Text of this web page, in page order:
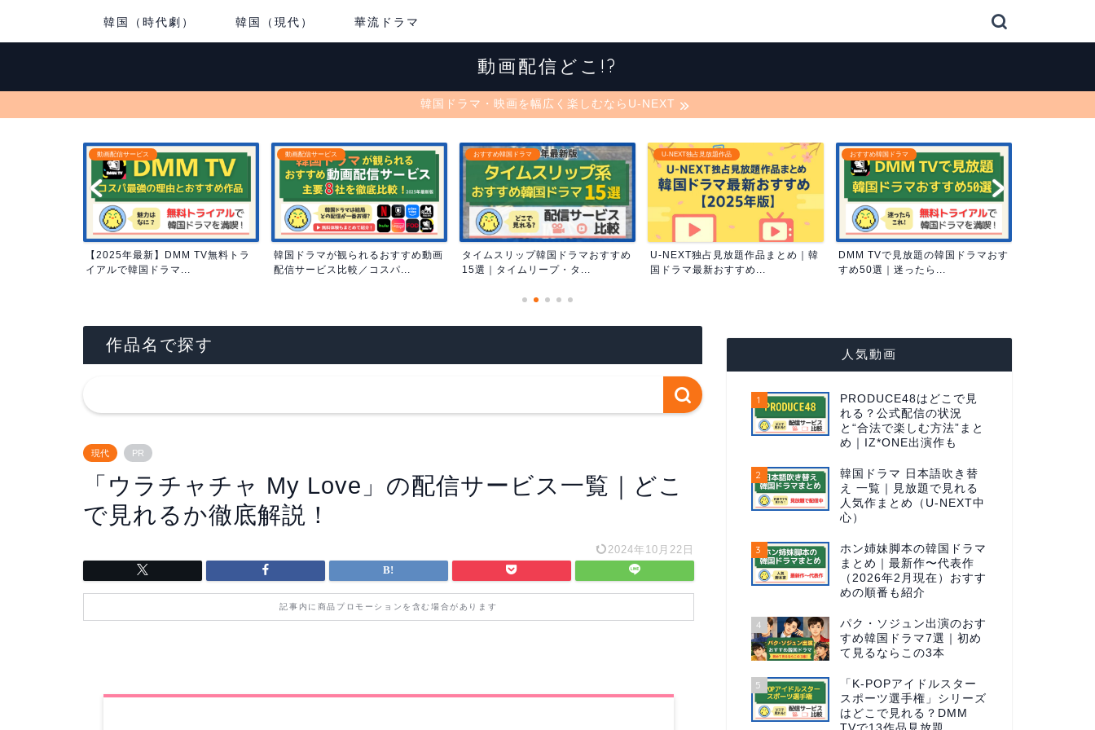
韓国（時代劇） 韓国（現代） 華流ドラマ
動画配信どこ!?
韓国ドラマ・映画を幅広く楽しむならU-NEXT
動画配信サービス
韓国ドラマが観られるおすすめ動画
配信サービス比較／コスパ...
おすすめ韓国ドラマ
タイムスリップ韓国ドラマおすすめ
15選｜タイムリープ・タ...
U-NEXT独占見放題作品
U-NEXT独占見放題作品まとめ｜韓
国ドラマ最新おすすめ...
おすすめ韓国ドラマ
DMM TVで見放題の韓国ドラマおす
すめ50選｜迷ったら...
動画配信サービス
【2025年最新】DMM TV無料トラ
イアルで韓国ドラマ...
作品名で探す
現代 PR
「ウラチャチャ My Love」の配信サービス一覧｜どこ
で見れるか徹底解説！
2024年10月22日
記事内に商品プロモーションを含む場合があります
人気動画
1
PRODUCE48はどこで見
れる？公式配信の状況
と“合法で楽しむ方法”まと
め｜IZ*ONE出演作も
2
韓国ドラマ 日本語吹き替
え 一覧｜見放題で見れる
人気作まとめ（U-NEXT中
心）
3
ホン姉妹脚本の韓国ドラマ
まとめ｜最新作〜代表作
（2026年2月現在）おすす
めの順番も紹介
4
パク・ソジュン出演のおす
すめ韓国ドラマ7選｜初め
て見るならこの3本
5
「K-POPアイドルスター
スポーツ選手権」シリーズ
はどこで見れる？DMM